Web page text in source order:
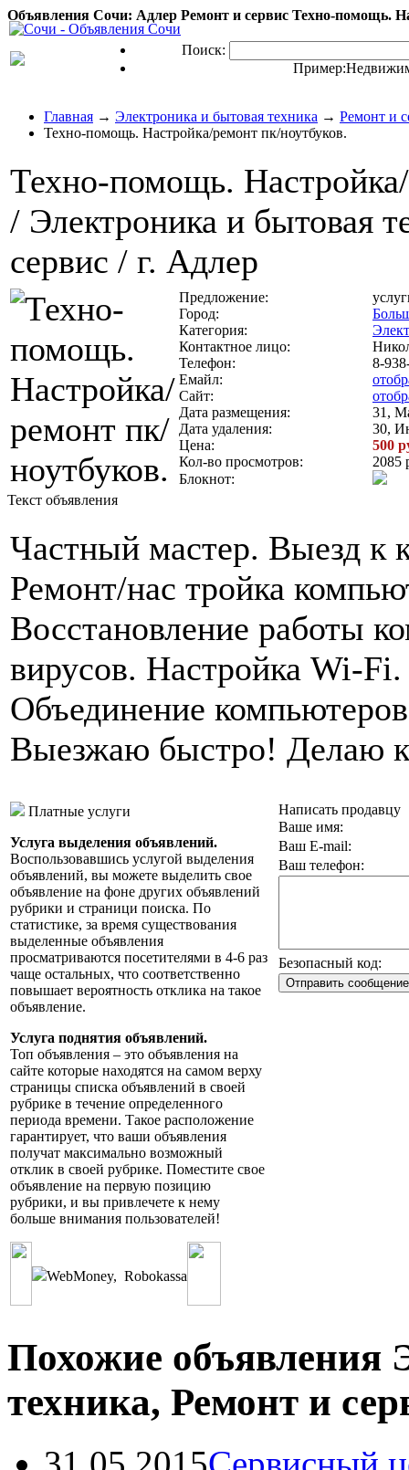
Объявления Сочи: Адлер Ремонт и сервис Техно-помощь.
Поиск:
Пример:
Главная → Электроника и бытовая техника → Ремонт и
Техно-помощь. Настройка/ремонт пк/ноутбуков.
Техно-помощь.
/ Электроника и бытовая
сервис / г. Адлер
Предложение:
Город:
Категория:
Контактное лицо:
Телефон:
8-
Емайл:
Сайт:
Дата размещения:
31,
Дата удаления:
30,
Цена:
500
Кол-во просмотров:
2085
Блокнот:
Текст объявления
Частный мастер. Выезд к
Ремонт/нас тройка
Восстановление работы
вирусов. Настройка Wi-
Объединение
Выезжаю быстро! Делаю
Платные услуги
Услуга выделения объявлений.
Воспользовавшись услугой выделения
объявлений, вы можете выделить свое
объявление на фоне других объявлений
рубрики и страници поиска. По
статистике, за время существования
выделенные объявления
просматриваются посетителями в 4-6 раз
чаще остальных, что соответственно
повышает вероятность отклика на такое
объявление.
Услуга поднятия объявлений.
Топ объявления – это объявления на
сайте которые находятся на самом верху
страницы списка объявлений в своей
рубрике в течение определенного
периода времени. Такое расположение
гарантирует, что ваши объявления
получат максимально возможный
отклик в своей рубрике. Поместите свое
объявление на первую позицию
рубрики, и вы привлечете к нему
больше внимания пользователей!
WebMoney, Robokassa
Написать продавцу
Ваше имя:
Ваш E-mail:
Ваш телефон:
Безопасный код:
Похожие объявления
техника, Ремонт и